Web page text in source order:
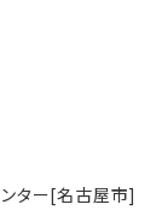
ター[名古屋市]